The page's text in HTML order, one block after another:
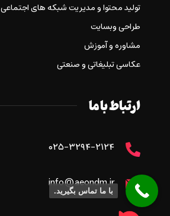
تولید محتوا و مدیریت شبکه های اجتماعی
طراحی وبسایت
مشاوره و آموزش
عکاسی تبلیغاتی و صنعتی
ارتباط با ما
۰۲۵-۳۲۹۴-۲۱۲۴
info@aeondm.ir
با ما تماس بگیرید.